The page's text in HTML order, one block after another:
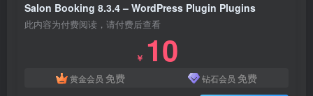
Salon Booking 8.3.4 – WordPress Plugin Plugins
此内容为付费阅读，请付费后查看
￥ 10
黄金会员 免费 钻石会员 免费